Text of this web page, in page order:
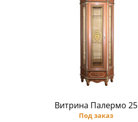
Витрина Палермо 25
Под заказ